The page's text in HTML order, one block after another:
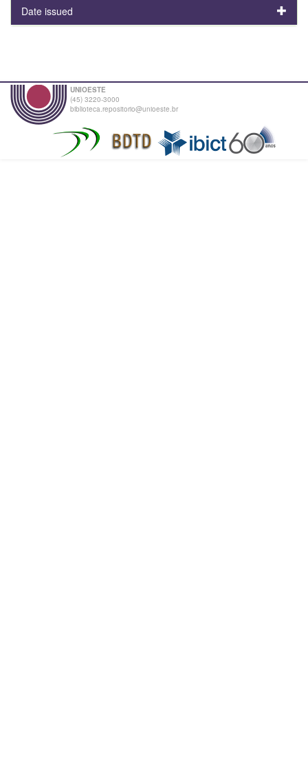
Date issued
UNIOESTE
(45) 3220-3000
biblioteca.repositorio@unioeste.br